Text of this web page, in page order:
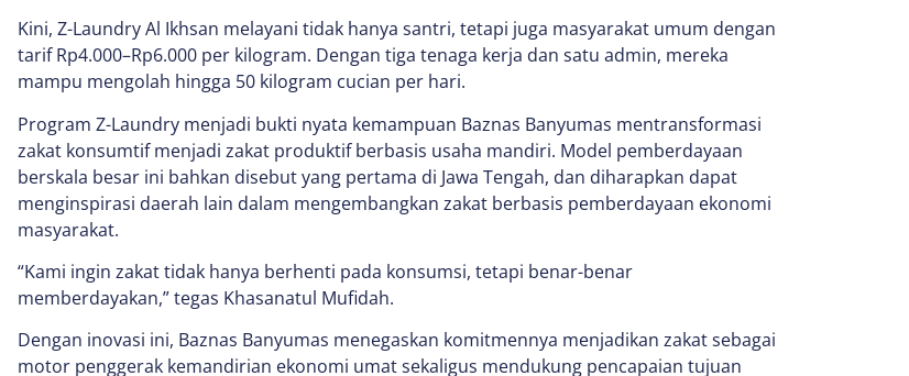
Kini, Z-Laundry Al Ikhsan melayani tidak hanya santri, tetapi juga masyarakat umum dengan
tarif Rp4.000–Rp6.000 per kilogram. Dengan tiga tenaga kerja dan satu admin, mereka
mampu mengolah hingga 50 kilogram cucian per hari.
Program Z-Laundry menjadi bukti nyata kemampuan Baznas Banyumas mentransformasi
zakat konsumtif menjadi zakat produktif berbasis usaha mandiri. Model pemberdayaan
berskala besar ini bahkan disebut yang pertama di Jawa Tengah, dan diharapkan dapat
menginspirasi daerah lain dalam mengembangkan zakat berbasis pemberdayaan ekonomi
masyarakat.
“Kami ingin zakat tidak hanya berhenti pada konsumsi, tetapi benar-benar
memberdayakan,” tegas Khasanatul Mufidah.
Dengan inovasi ini, Baznas Banyumas menegaskan komitmennya menjadikan zakat sebagai
motor penggerak kemandirian ekonomi umat sekaligus mendukung pencapaian tujuan